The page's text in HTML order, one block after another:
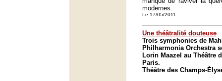
modernes.
Le 17/05/2011
Une théâtralité douteuse
Trois symphonies de
Philharmonia Orchestra
Lorin Maazel au Théâtre
Paris.
Théâtre des Champs-